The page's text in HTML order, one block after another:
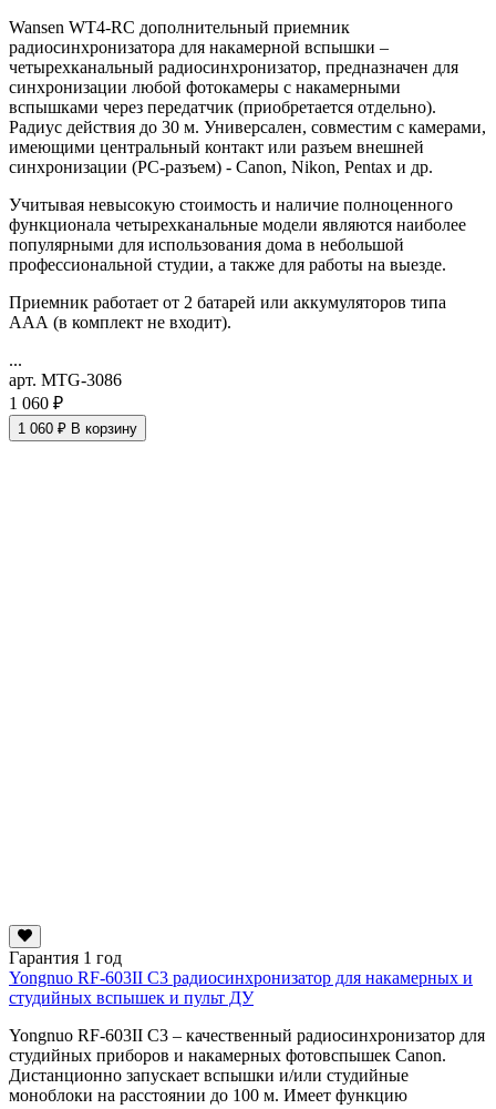
Wansen WT4-RC дополнительный приемник
радиосинхронизатора для накамерной вспышки –
четырехканальный радиосинхронизатор, предназначен для
синхронизации любой фотокамеры с накамерными
вспышками через передатчик (приобретается отдельно).
Радиус действия до 30 м. Универсален, совместим с камерами,
имеющими центральный контакт или разъем внешней
синхронизации (PC-разъем) - Canon, Nikon, Pentax и др.
Учитывая невысокую стоимость и наличие полноценного
функционала четырехканальные модели являются наиболее
популярными для использования дома в небольшой
профессиональной студии, а также для работы на выезде.
Приемник работает от 2 батарей или аккумуляторов типа
ААА (в комплект не входит).
...
арт. MTG-3086
1 060 ₽
1 060 ₽ В корзину
Гарантия 1 год
Yongnuo RF-603II C3 радиосинхронизатор для накамерных и
студийных вспышек и пульт ДУ
Yongnuo RF-603II C3 – качественный радиосинхронизатор для
студийных приборов и накамерных фотовспышек Canon.
Дистанционно запускает вспышки и/или студийные
моноблоки на расстоянии до 100 м. Имеет функцию